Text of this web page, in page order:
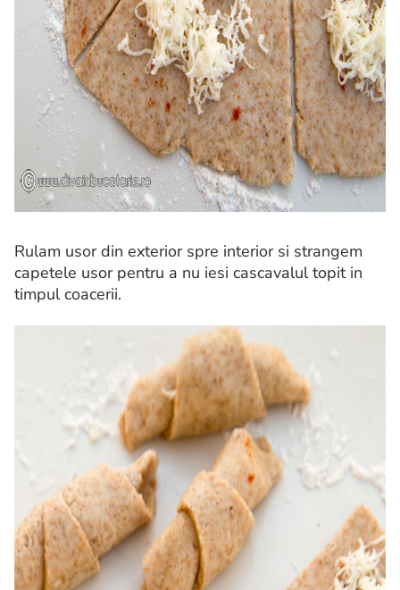
Rulam usor din exterior spre interior si strangem
capetele usor pentru a nu iesi cascavalul topit in
timpul coacerii.